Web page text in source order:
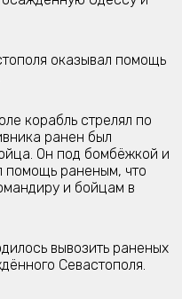
оказывал помощь
корабль стрелял по
ранен был
Он под бомбёжкой и
помощь раненым, что
и бойцам в
вывозить раненых
Севастополя.